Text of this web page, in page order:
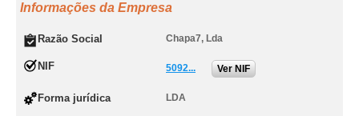
Informações da Empresa
Razão Social Chapa7, Lda
NIF 5092... Ver NIF
Forma jurídica LDA